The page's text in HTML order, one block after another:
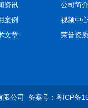
资讯
案例
文章
公司简介
视频中心
荣誉资质
限公司 备案号：粤ICP备